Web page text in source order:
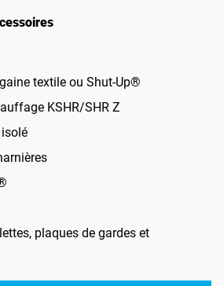
textile ou Shut-Up®
KSHR/SHR Z
plaques de gardes et